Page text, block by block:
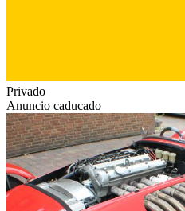
Privado
Anuncio caducado